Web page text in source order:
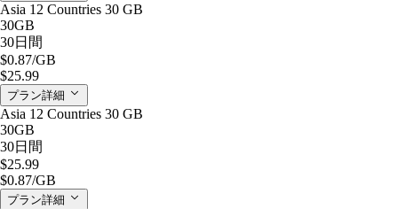
Asia 12 Countries 30 GB
30GB
30日間
$0.87/GB
$25.99
プラン詳細
Asia 12 Countries 30 GB
30GB
30日間
$25.99
$0.87/GB
プラン詳細